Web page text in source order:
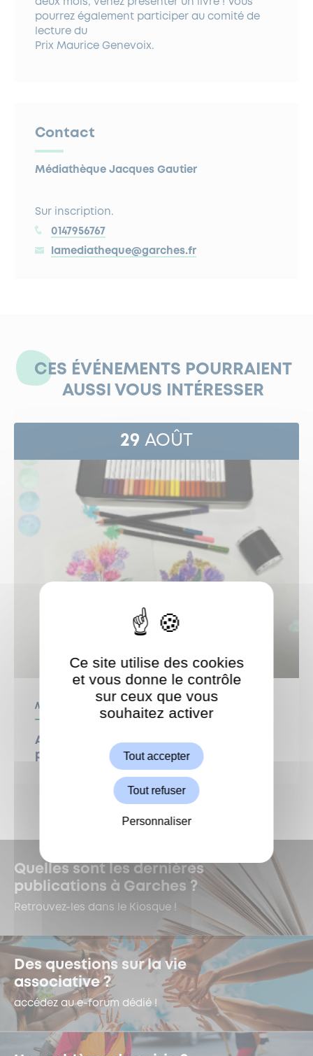
pourrez également participer au comité de
lecture du
Prix Maurice Genevoix.
Contact
Médiathèque Jacques Gautier
Sur inscription.
0147956767
lamediatheque@garches.fr
CES ÉVÉNEMENTS POURRAIENT
AUSSI VOUS INTÉRESSER
29 AOÛT
Médiathèque
Atelier créatif : broderie et aquarelle
pour un doux temps de création
Quelles sont les dernières
publications à Garches ?
Retrouvez-les dans le Kiosque !
Des questions sur la vie
associative ?
accédez au e-forum dédié !
ShareThis est désactivé.
Ce site utilise des cookies
et vous donne le contrôle
sur ceux que vous
souhaitez activer
Tout accepter
Tout refuser
Personnaliser